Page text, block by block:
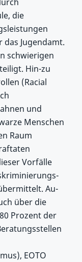
die
das Jugendamt.
schwierigen
Hin-zu
(Racial
und
Menschen
Raum
Vorfälle
Au-
über die
Prozent der
EOTO